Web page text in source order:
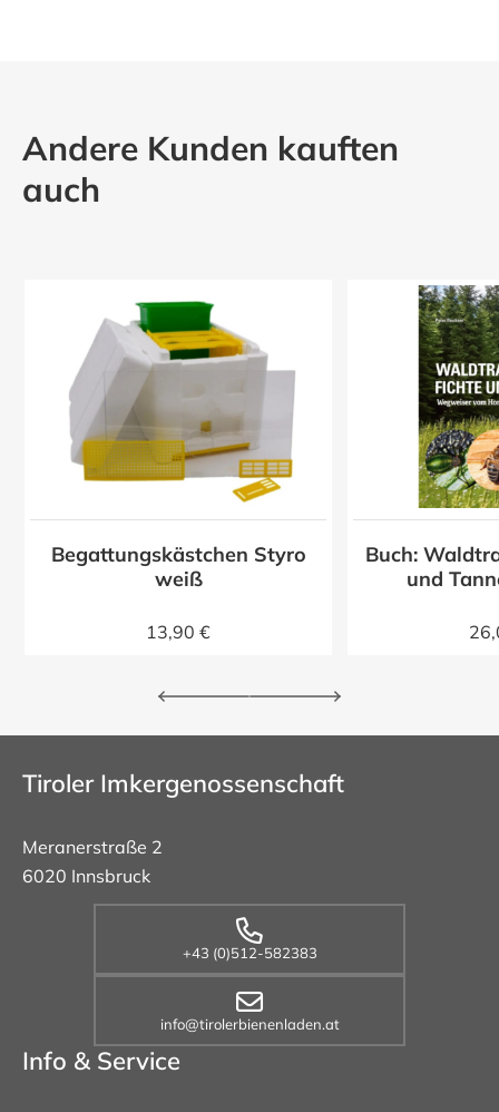
Andere Kunden kauften
auch
Begattungskästchen Styro
weiß
13,90 €
Buch:
und
Tiroler Imkergenossenschaft
Meranerstraße 2
6020 Innsbruck
+43 (0)512-582383
info@tirolerbienenladen.at
Info & Service